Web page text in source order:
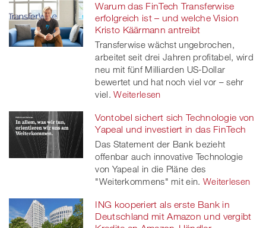
Warum das FinTech Transferwise
erfolgreich ist – und welche Vision
Kristo Käärmann antreibt
Transferwise wächst ungebrochen,
arbeitet seit drei Jahren profitabel, wird
neu mit fünf Milliarden US-Dollar
bewertet und hat noch viel vor – sehr
viel. Weiterlesen
Vontobel sichert sich Technologie von
Yapeal und investiert in das FinTech
Das Statement der Bank bezieht
offenbar auch innovative Technologie
von Yapeal in die Pläne des
"Weiterkommens" mit ein. Weiterlesen
ING kooperiert als erste Bank in
Deutschland mit Amazon und vergibt